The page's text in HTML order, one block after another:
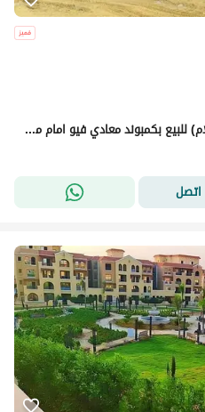
فيلا تاون هاوس ميدل (جاهز للاستلام) للبيع بكمبوند معادي فيو امام مدينتي
اتصل